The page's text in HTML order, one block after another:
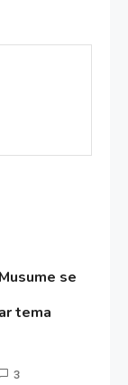
se
tema
3